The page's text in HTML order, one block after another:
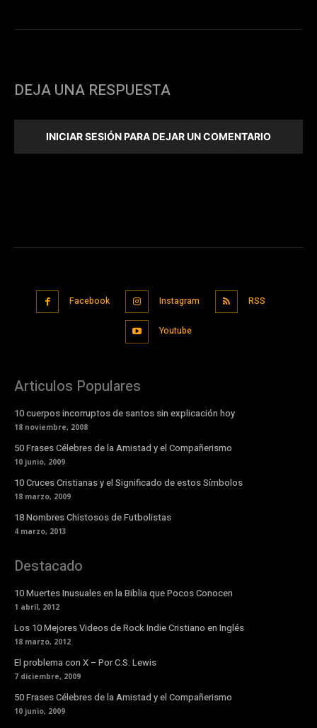
DEJA UNA RESPUESTA
INICIAR SESIÓN PARA DEJAR UN COMENTARIO
Facebook Instagram RSS
Youtube
Articulos Populares
10 cuerpos incorruptos de santos sin explicación hoy
18 noviembre, 2008
50 Frases Célebres de la Amistad y el Compañerismo
10 junio, 2009
10 Cruces Cristianas y el Significado de estos Símbolos
18 marzo, 2009
18 Nombres Chistosos de Futbolistas
4 marzo, 2013
Destacado
10 Muertes Inusuales en la Biblia que Pocos Conocen
1 abril, 2012
Los 10 Mejores Videos de Rock Indie Cristiano en Inglés
18 marzo, 2012
El problema con X – Por C.S. Lewis
7 diciembre, 2009
50 Frases Célebres de la Amistad y el Compañerismo
10 junio, 2009